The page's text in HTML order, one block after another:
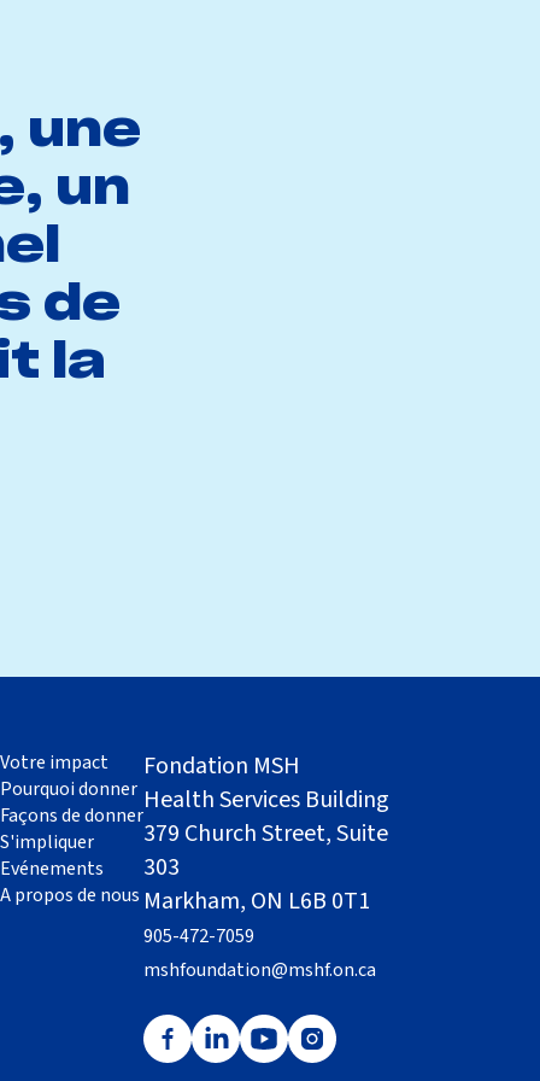
une
un
de
la
Votre impact
Pourquoi donner
Façons de donner
S'impliquer
Evénements
A propos de nous
Fondation MSH
Health Services Building
379 Church Street, Suite
303
Markham, ON L6B 0T1
905-472-7059
mshfoundation@mshf.on.ca